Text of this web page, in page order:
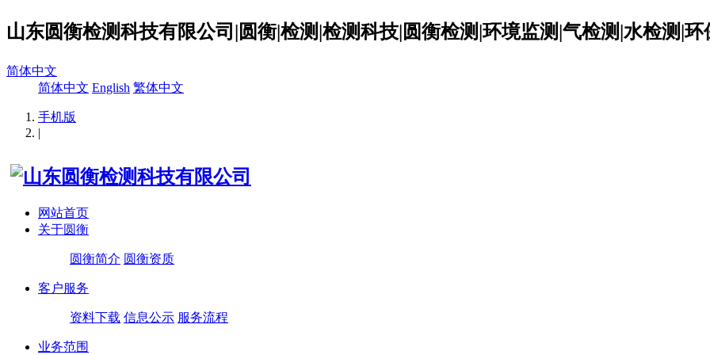
山东圆衡检测科技有限公司|圆衡|检测|检测科技|圆衡检测|环境监测|气检测|水检测|环
简体中文
简体中文 English 繁体中文
手机版
|
网站首页
关于圆衡
圆衡简介 圆衡资质
客户服务
资料下载 信息公示 服务流程
业务范围